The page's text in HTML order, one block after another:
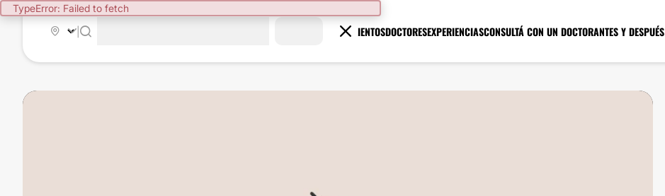
TypeError: Failed to fetch
TRATAMIENTOSDOCTORESEXPERIENCIASCONSULTÁ CON UN DOCTORANTES Y DESPUÉS